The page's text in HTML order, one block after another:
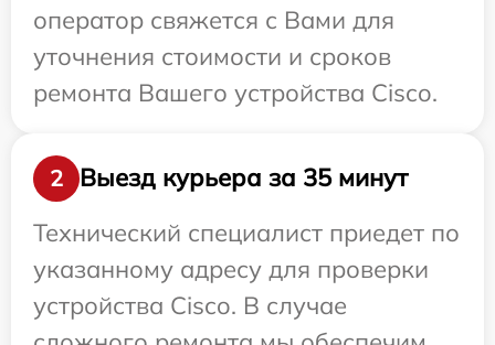
оператор свяжется с Вами для
уточнения стоимости и сроков
ремонта Вашего устройства Cisco.
2
Выезд курьера за 35 минут
Технический специалист приедет по
указанному адресу для проверки
устройства Cisco. В случае